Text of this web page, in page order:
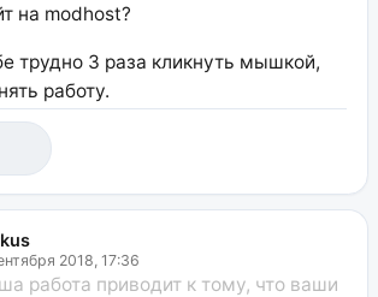
на modhost?
трудно 3 раза кликнуть мышкой,
работу.
2018, 17:36
работа приводит к тому, что ваши